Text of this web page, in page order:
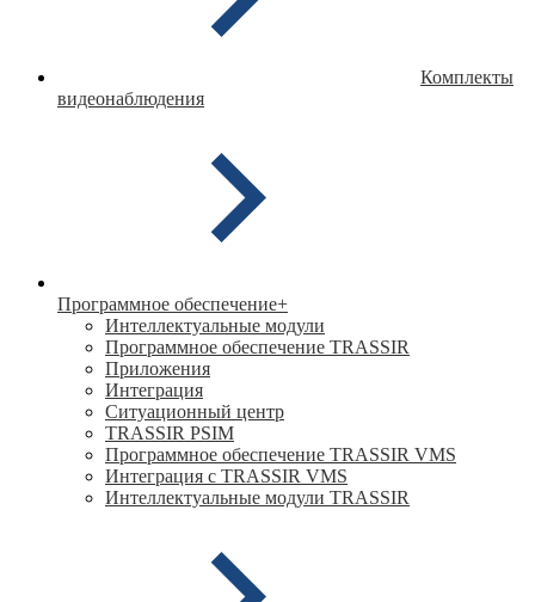
Комплекты
видеонаблюдения
Программное обеспечение+
Интеллектуальные модули
Программное обеспечение TRASSIR
Приложения
Интеграция
Ситуационный центр
TRASSIR PSIM
Программное обеспечение TRASSIR VMS
Интеграция с TRASSIR VMS
Интеллектуальные модули TRASSIR